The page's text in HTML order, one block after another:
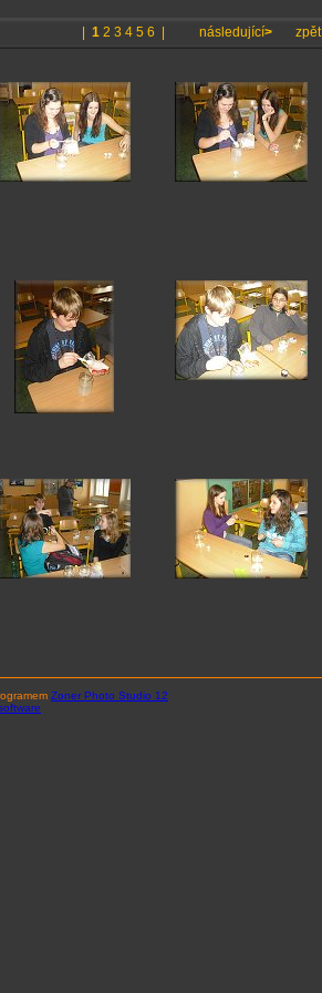
1 2 3 4 5 6 následující> zpět
Zoner Photo Studio 12